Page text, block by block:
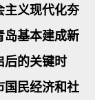
主义现代化夯
岛基本建成新
后的关键时
国民经济和社